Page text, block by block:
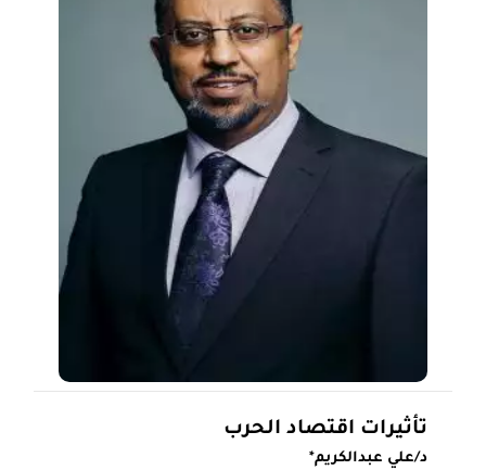
تأثيرات اقتصاد الحرب
د/علي عبدالكريم*